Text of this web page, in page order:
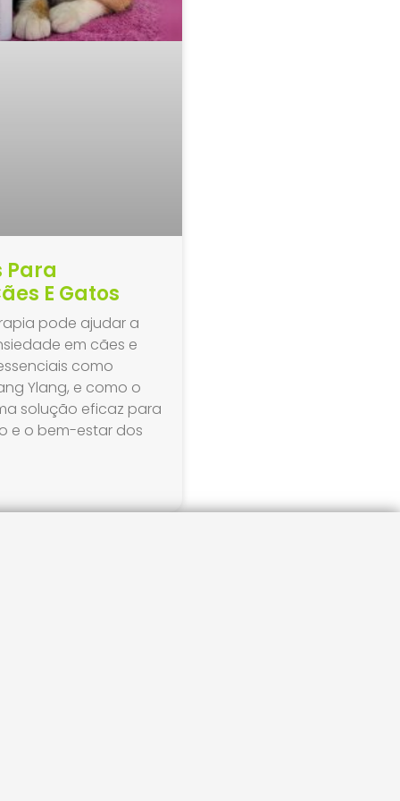
Para
E Gatos
pode ajudar a
em cães e
como
Ylang, e como o
solução eficaz para
e o bem-estar dos